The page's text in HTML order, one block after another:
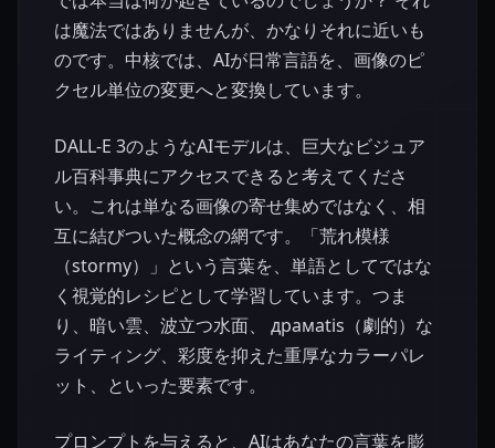
は魔法ではありませんが、かなりそれに近いも
のです。中核では、AIが日常言語を、画像のピ
クセル単位の変更へと変換しています。
DALL-E 3のようなAIモデルは、巨大なビジュア
ル百科事典にアクセスできると考えてくださ
い。これは単なる画像の寄せ集めではなく、相
互に結びついた概念の網です。「荒れ模様
（stormy）」という言葉を、単語としてではな
く視覚的レシピとして学習しています。つま
り、暗い雲、波立つ水面、 драмatis（劇的）な
ライティング、彩度を抑えた重厚なカラーパレ
ット、といった要素です。
プロンプトを与えると、AIはあなたの言葉を膨